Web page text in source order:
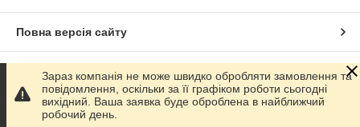
Повна версія сайту
Сайт створено на маркетплейсі Prom.ua
Політика конфіденційності
Зараз компанія не може швидко обробляти замовлення та
повідомлення, оскільки за її графіком роботи сьогодні
вихідний. Ваша заявка буде оброблена в найближчий
робочий день.